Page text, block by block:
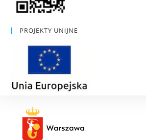
PROJEKTY UNIJNE